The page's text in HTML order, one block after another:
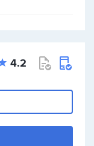
4.2